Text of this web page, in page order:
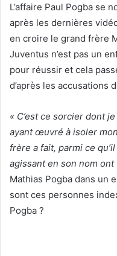
L’affaire Paul Pogba se
après les dernières
en croire le grand frère
Juventus n’est pas un
pour réussir et cela
d’après les accusations
« C’est ce sorcier dont
ayant œuvré à isoler
frère a fait, parmi ce
agissant en son nom
Mathias Pogba dans un
sont ces personnes
Pogba ?